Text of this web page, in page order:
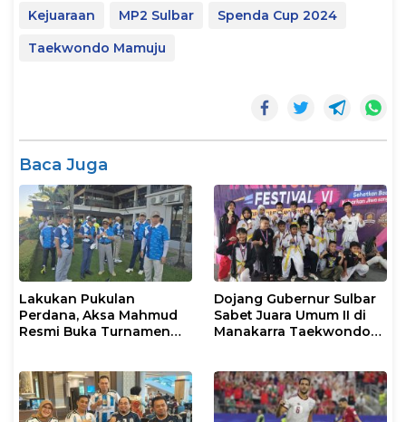
Kejuaraan MP2 Sulbar
Spenda Cup 2024
Taekwondo Mamuju
Baca Juga
Lakukan Pukulan
Perdana, Aksa Mahmud
Resmi Buka Turnamen
Dojang Gubernur Sulbar
Sabet Juara Umum II di
Manakarra Taekwondo